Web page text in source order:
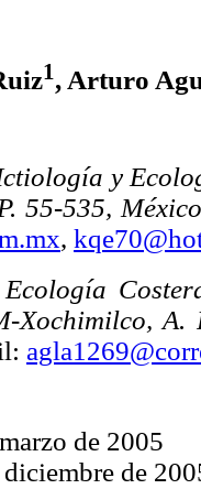
1, Arturo
y
55-535,
,
Xochimilco,
de 2005
de